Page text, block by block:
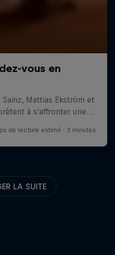
LA SUITE